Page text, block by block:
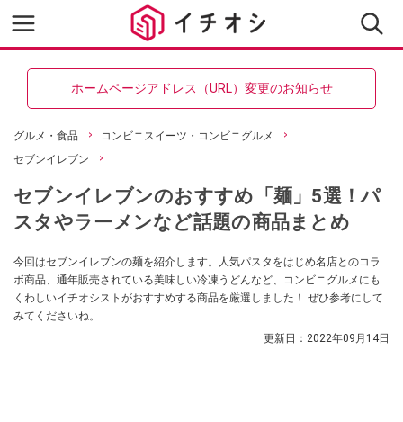
ホームページアドレス（URL）変更のお知らせ
グルメ・食品
コンビニスイーツ・コンビニグルメ
セブンイレブン
セブンイレブンのおすすめ「麺」5選！パ
スタやラーメンなど話題の商品まとめ
今回はセブンイレブンの麺を紹介します。人気パスタをはじめ名店とのコラ
ボ商品、通年販売されている美味しい冷凍うどんなど、コンビニグルメにも
くわしいイチオシストがおすすめする商品を厳選しました！ ぜひ参考にして
みてくださいね。
更新日： 2022年09月14日